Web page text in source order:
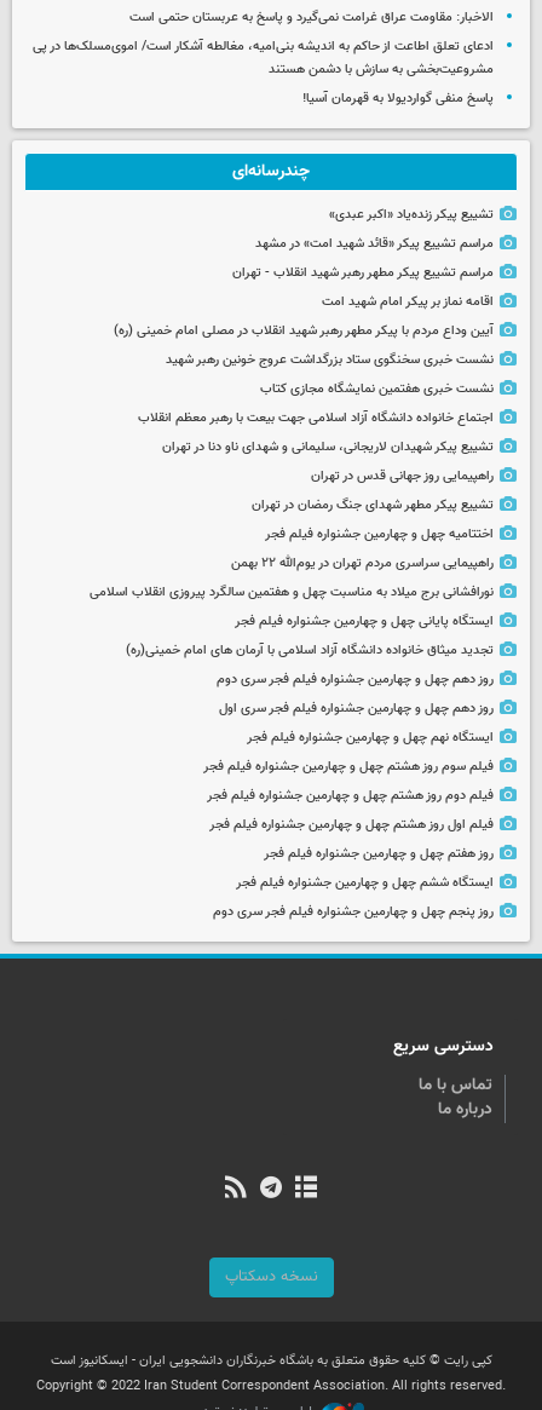
الاخبار: مقاومت عراق غرامت نمی‌گیرد و پاسخ به عربستان حتمی است
ادعای تعلق اطاعت از حاکم به اندیشه بنی‌امیه، مغالطه آشکار است/ اموی‌مسلک‌ها در پی
مشروعیت‌بخشی به سازش با دشمن هستند
پاسخ منفی گواردیولا به قهرمان آسیا!
چندرسانه‌ای
تشییع پیکر زنده‌یاد «اکبر عبدی»
مراسم تشییع پیکر «قائد شهید امت» در مشهد
مراسم تشییع پیکر مطهر رهبر شهید انقلاب - تهران
اقامه نماز بر پیکر امام شهید امت
آیین وداع مردم با پیکر مطهر رهبر شهید انقلاب در مصلی امام خمینی (ره)
نشست خبری سخنگوی ستاد بزرگداشت عروج خونین رهبر شهید
نشست خبری هفتمین نمایشگاه مجازی کتاب
اجتماع خانواده دانشگاه آزاد اسلامی جهت بیعت با رهبر معظم انقلاب
تشییع پیکر شهیدان لاریجانی، سلیمانی و شهدای ناو دنا در تهران
راهپیمایی روز جهانی قدس در تهران
تشییع پیکر مطهر شهدای جنگ رمضان در تهران
اختتامیه چهل و چهارمین جشنواره فیلم فجر
راهپیمایی سراسری مردم تهران در یوم‌الله ۲۲ بهمن
نورافشانی برج میلاد به مناسبت چهل‌ و هفتمین سالگرد پیروزی انقلاب اسلامی
ایستگاه پایانی چهل و چهارمین جشنواره فیلم فجر
تجدید میثاق خانواده دانشگاه آزاد اسلامی با آرمان های امام خمینی(ره)
روز دهم چهل و چهارمین جشنواره فیلم فجر سری دوم
روز دهم چهل و چهارمین جشنواره فیلم فجر سری اول
ایستگاه نهم چهل و چهارمین جشنواره فیلم فجر
فیلم سوم روز هشتم چهل و چهارمین جشنواره فیلم فجر
فیلم دوم روز هشتم چهل و چهارمین جشنواره فیلم فجر
فیلم اول روز هشتم چهل و چهارمین جشنواره فیلم فجر
روز هفتم چهل و چهارمین جشنواره فیلم فجر
ایستگاه ششم چهل و چهارمین جشنواره فیلم فجر
روز پنجم چهل و چهارمین جشنواره فیلم فجر سری دوم
دسترسی سریع
تماس با ما
درباره ما
نسخه دسکتاپ
کپی رایت © کلیه حقوق متعلق به باشگاه خبرنگاران دانشجویی ایران - ایسکانیوز است
Copyright © 2022 Iran Student Correspondent Association. All rights reserved.